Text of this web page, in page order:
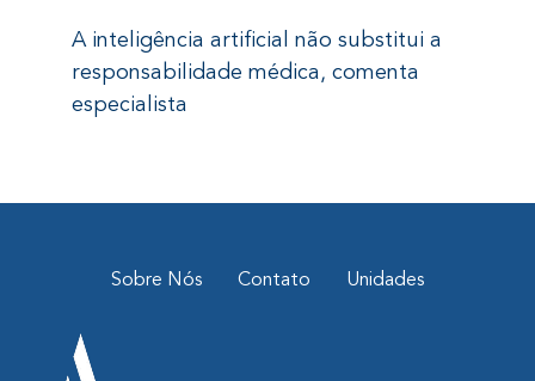
A inteligência artificial não substitui a
responsabilidade médica, comenta
especialista
Sobre Nós Contato Unidades